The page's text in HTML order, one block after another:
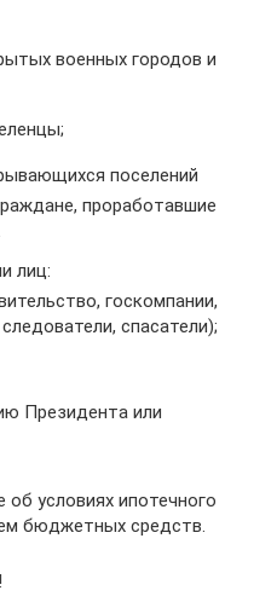
военных городов и
поселений
проработавшие
лиц:
госкомпании,
спасатели);
Президента или
условиях ипотечного
бюджетных средств.